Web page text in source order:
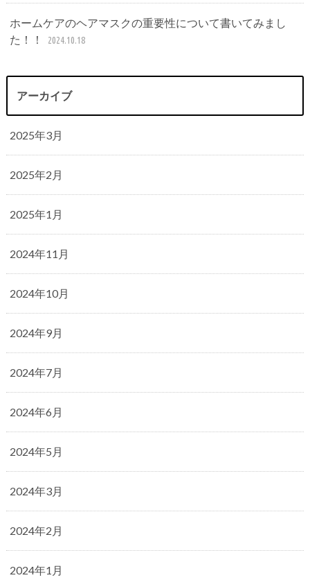
ホームケアのヘアマスクの重要性について書いてみまし
た！！
2024.10.18
アーカイブ
2025年3月
2025年2月
2025年1月
2024年11月
2024年10月
2024年9月
2024年7月
2024年6月
2024年5月
2024年3月
2024年2月
2024年1月